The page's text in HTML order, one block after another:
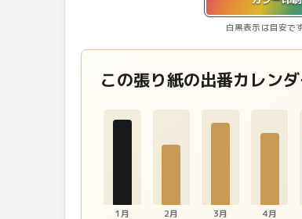
白黒表示は目安で
この張り紙の出番カレン
1月 2月 3月 4月